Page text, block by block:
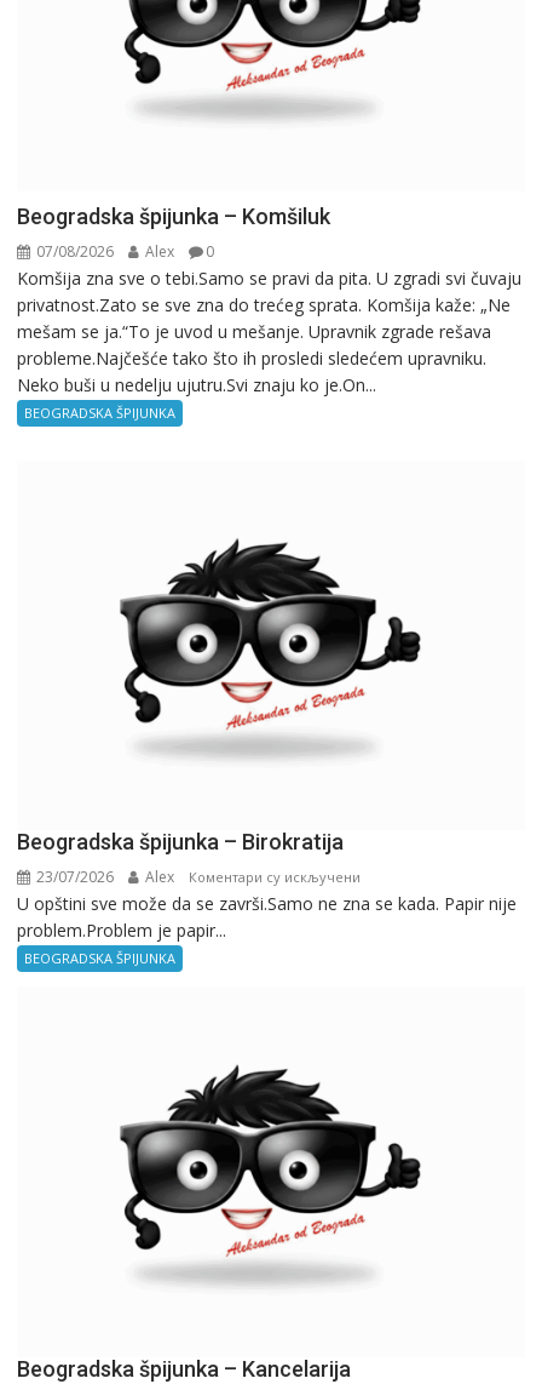
Beogradska špijunka – Komšiluk
07/08/2026 Alex 0
Komšija zna sve o tebi.Samo se pravi da pita. U zgradi svi čuvaju
privatnost.Zato se sve zna do trećeg sprata. Komšija kaže: „Ne
mešam se ja.“To je uvod u mešanje. Upravnik zgrade rešava
probleme.Najčešće tako što ih prosledi sledećem upravniku.
Neko buši u nedelju ujutru.Svi znaju ko je.On...
BEOGRADSKA ŠPIJUNKA
Beogradska špijunka – Birokratija
23/07/2026 Alex Коментари су искључени
Beogradska
U opštini sve može da se završi.Samo ne zna se kada. Papir nije
problem.Problem je papir...
BEOGRADSKA ŠPIJUNKA
Beogradska špijunka – Kancelarija